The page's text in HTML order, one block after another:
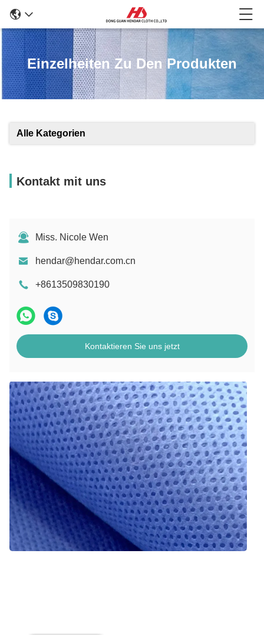
Einzelheiten Zu Den Produkten
Alle Kategorien
Kontakt mit uns
Miss. Nicole Wen
hendar@hendar.com.cn
+8613509830190
Kontaktieren Sie uns jetzt